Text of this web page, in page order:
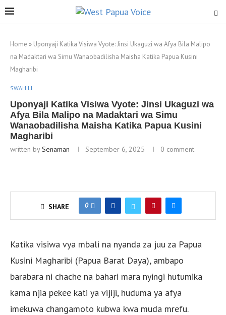
Home » Uponyaji Katika Visiwa Vyote: Jinsi Ukaguzi wa Afya Bila Malipo
na Madaktari wa Simu Wanaobadilisha Maisha Katika Papua Kusini
Magharibi
SWAHILI
Uponyaji Katika Visiwa Vyote: Jinsi Ukaguzi wa
Afya Bila Malipo na Madaktari wa Simu
Wanaobadilisha Maisha Katika Papua Kusini
Magharibi
written bySenaman September 6, 2025 0 comment
SHARE 0
Katika visiwa vya mbali na nyanda za juu za Papua
Kusini Magharibi (Papua Barat Daya), ambapo
barabara ni chache na bahari mara nyingi hutumika
kama njia pekee kati ya vijiji, huduma ya afya
imekuwa changamoto kubwa kwa muda mrefu.